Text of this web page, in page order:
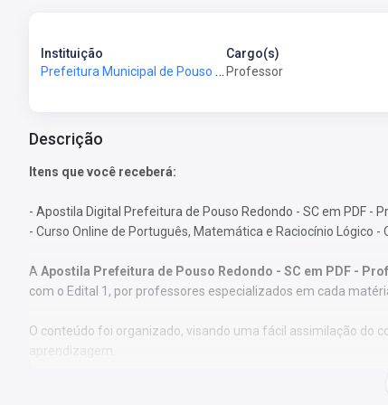
Instituição
Prefeitura Municipal de Pouso Redondo-SC - Prefeitura de Pouso Redondo-SC
Cargo(s)
Professor
Descrição
Itens que você receberá:
- Apostila Digital Prefeitura de Pouso Redondo - SC em PDF -
- Curso Online de Português, Matemática e Raciocínio Lógico
A Apostila Prefeitura de Pouso Redondo - SC em PDF -
com o Edital 1, por professores especializados em cada
O conteúdo foi organizado, visando uma fácil assimilação do
aprendizagem.